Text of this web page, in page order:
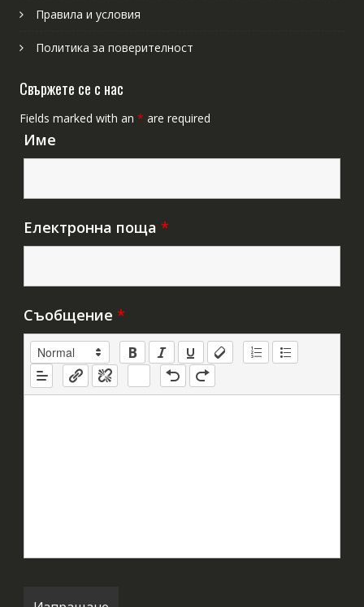
Правила и условия
Политика за поверителност
Свържете се с нас
Fields marked with an * are required
Име
Електронна поща *
Съобщение *